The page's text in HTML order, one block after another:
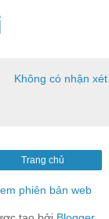
Không có nhận
Trang chủ
phiên bản web